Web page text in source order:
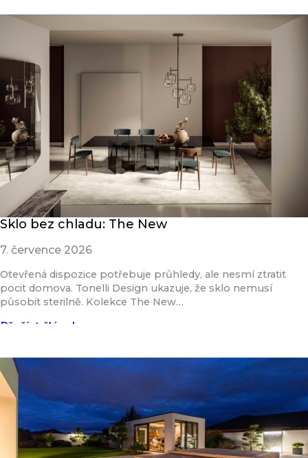
Sklo bez chladu: The New
7. července 2026
Otevřená dispozice potřebuje průhledy, ale nesmí ztratit
pocit domova. Tonelli Design ukazuje, že sklo nemusí
působit sterilně. Kolekce The New…
Přečíst článek